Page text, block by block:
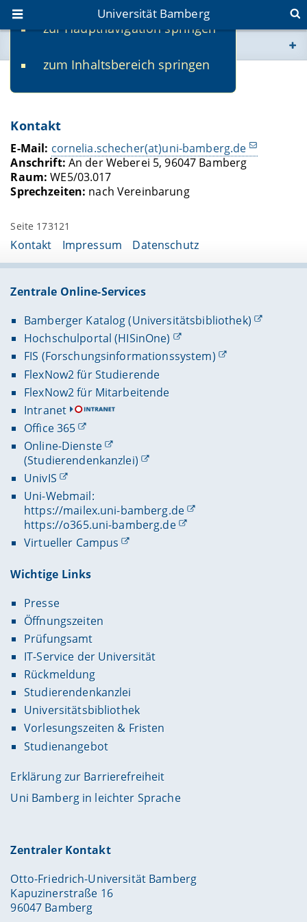
zur Hauptnavigation springen
zum Inhaltsbereich springen
Universität Bamberg
www.uni-bamberg.de
fis.uni-bamberg.de
Cornelia Schecher
Kontakt
E-Mail: cornelia.schecher(at)uni-bamberg.de
Anschrift: An der Weberei 5, 96047 Bamberg
Raum: WE5/03.017
Sprechzeiten: nach Vereinbarung
Seite 173121
Kontakt Impressum Datenschutz
Zentrale Online-Services
Bamberger Katalog (Universitätsbibliothek)
Hochschulportal (HISinOne)
FIS (Forschungsinformationssystem)
FlexNow2 für Studierende
FlexNow2 für Mitarbeitende
Intranet
Office 365
Online-Dienste
(Studierendenkanzlei)
UnivIS
Uni-Webmail:
https://mailex.uni-bamberg.de
https://o365.uni-bamberg.de
Virtueller Campus
Wichtige Links
Presse
Öffnungszeiten
Prüfungsamt
IT-Service der Universität
Rückmeldung
Studierendenkanzlei
Universitätsbibliothek
Vorlesungszeiten & Fristen
Studienangebot
Erklärung zur Barrierefreiheit
Uni Bamberg in leichter Sprache
Zentraler Kontakt
Otto-Friedrich-Universität Bamberg
Kapuzinerstraße 16
96047 Bamberg